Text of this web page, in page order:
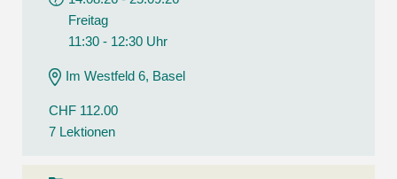
Freitag
11:30 - 12:30 Uhr
Im Westfeld 6, Basel
CHF 112.00
7 Lektionen